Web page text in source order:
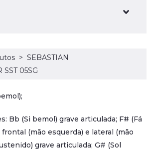
SEBASTIAN
SST 05SG
Bb (Si bemol) grave articulada; F# (Fá
(mão esquerda) e lateral (mão
grave articulada; G# (Sol